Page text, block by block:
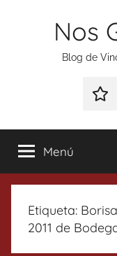
Nos
Blog de
Menú
Etiqueta:
2011 de